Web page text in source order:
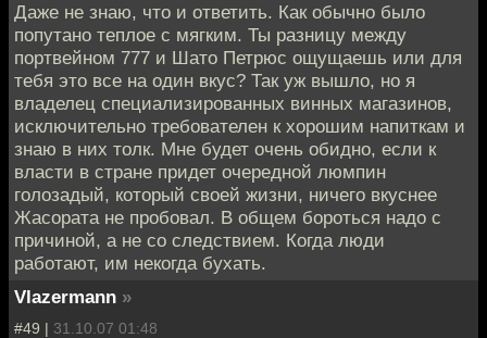
Даже не знаю, что и ответить. Как обычно было
попутано теплое с мягким. Ты разницу между
портвейном 777 и Шато Петрюс ощущаешь или для
тебя это все на один вкус? Так уж вышло, но я
владелец специализированных винных магазинов,
исключительно требователен к хорошим напиткам и
знаю в них толк. Мне будет очень обидно, если к
власти в стране придет очередной люмпин
голозадый, который своей жизни, ничего вкуснее
Жасората не пробовал. В общем бороться надо с
причиной, а не со следствием. Когда люди
работают, им некогда бухать.
Vlazermann »
#49 | 31.10.07 01:48